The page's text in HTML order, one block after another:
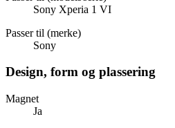
Sony Xperia 1 VI
Passer til (merke)
Sony
Design, form og plassering
Magnet
Ja